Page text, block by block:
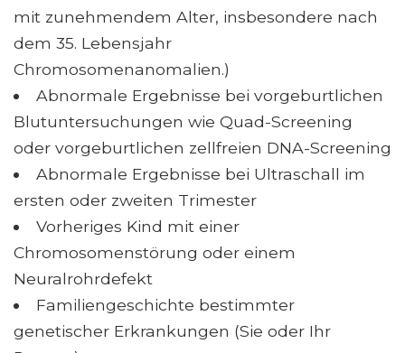
mit zunehmendem Alter, insbesondere nach
dem 35. Lebensjahr
Chromosomenanomalien.)
Abnormale Ergebnisse bei vorgeburtlichen
Blutuntersuchungen wie Quad-Screening
oder vorgeburtlichen zellfreien DNA-Screening
Abnormale Ergebnisse bei Ultraschall im
ersten oder zweiten Trimester
Vorheriges Kind mit einer
Chromosomenstörung oder einem
Neuralrohrdefekt
Familiengeschichte bestimmter
genetischer Erkrankungen (Sie oder Ihr